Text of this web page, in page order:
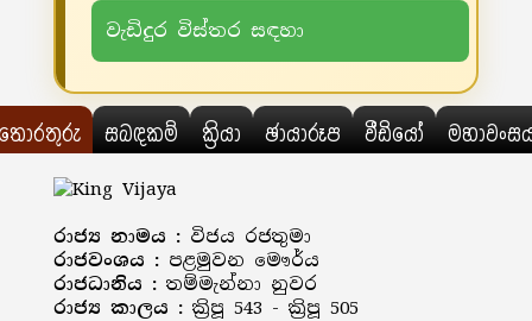
වැඩිදුර විස්තර සඳහා
සබඳකම් ක්‍රියා ඡායාරූප වීඩියෝ
රාජ්‍ය නාමය : විජය රජතුමා
රාජවංශය : පළමුවන මෞර්ය
රාජධානිය : තම්මැන්නා නුවර
රාජ්‍ය කාලය : ක්‍රිපූ 543 - ක්‍රිපූ 505